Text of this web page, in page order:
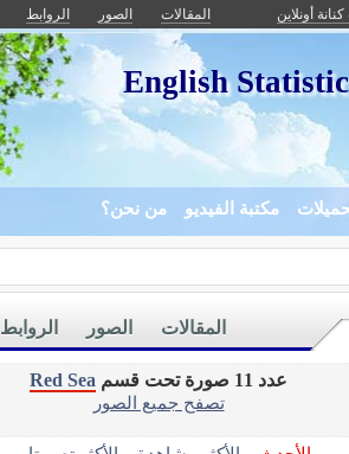
أونلاين المقالات الصور الروابط
English
مكتبة الفيديو من نحن؟
الروابط الصور المقالات
عدد 11 صورة تحت قسم
Red Sea
تصفح جميع الصور